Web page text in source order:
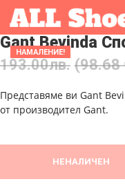
НАМАЛЕНИЕ!
Gant Bevinda
193.00лв. (98.68
Представяме ви Gant
от производител Gant.
НЕНАЛИЧЕН